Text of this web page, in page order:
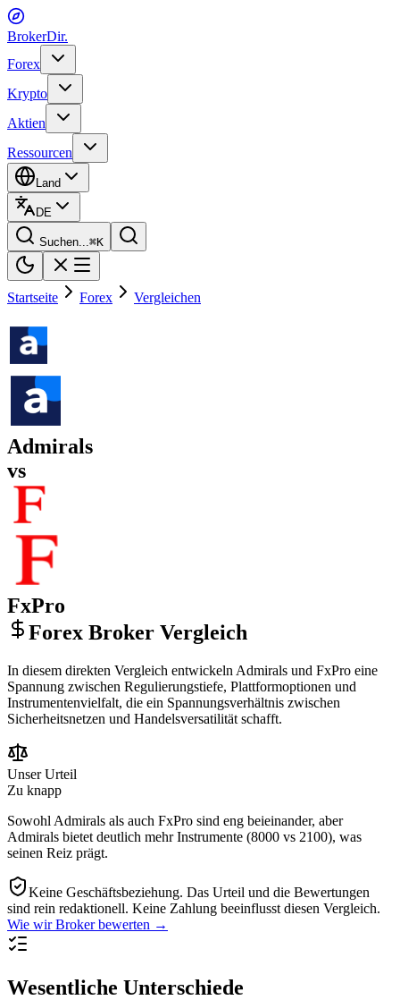
BrokerDir.
Forex
Krypto
Aktien
Ressourcen
Land
DE
Suchen...⌘K
Startseite Forex Vergleichen
Admirals
vs
FxPro
Forex Broker Vergleich
In diesem direkten Vergleich entwickeln Admirals und FxPro eine
Spannung zwischen Regulierungstiefe, Plattformoptionen und
Instrumentenvielfalt, die ein Spannungsverhältnis zwischen
Sicherheitsnetzen und Handelsversatilität schafft.
Unser Urteil
Zu knapp
Sowohl Admirals als auch FxPro sind eng beieinander, aber
Admirals bietet deutlich mehr Instrumente (8000 vs 2100), was
seinen Reiz prägt.
Keine Geschäftsbeziehung. Das Urteil und die Bewertungen
sind rein redaktionell. Keine Zahlung beeinflusst diesen Vergleich.
Wie wir Broker bewerten →
Wesentliche Unterschiede